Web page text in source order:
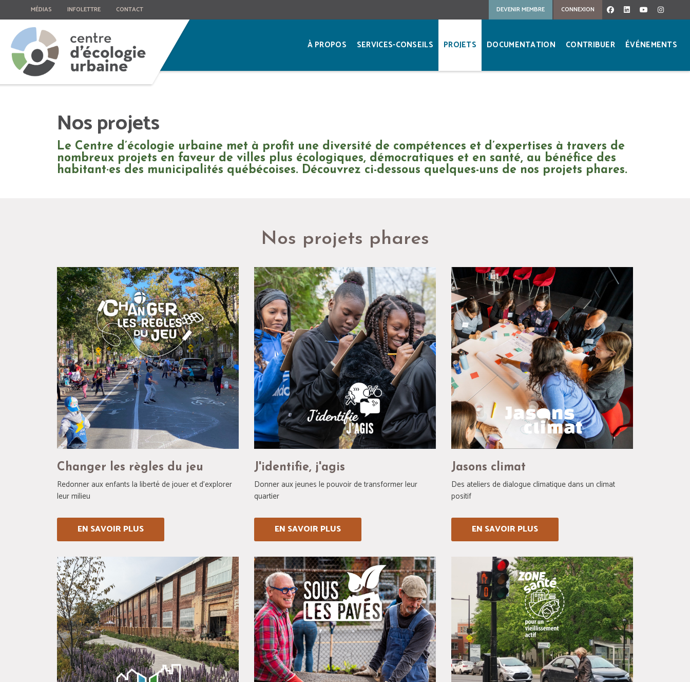
MÉDIAS INFOLETTRE CONTACT DEVENIR MEMBRE CONNEXION FACEBOOK
LINKEDINYOUTUBE
À PROPOS SERVICES-CONSEILS PROJETS DOCUMENTATION CONTRIBUER ÉVÉNEMENTS
Nos projets
Le Centre d’écologie urbaine met à profit une diversité de compétences et d’expertises à travers de
nombreux projets en faveur de villes plus écologiques, démocratiques et en santé, au bénéfice des
habitant·es des municipalités québécoises. Découvrez ci-dessous quelques-uns de nos projets phares.
Nos projets phares
Changer les règles du jeu
Redonner aux enfants la liberté de jouer et d’explorer
leur milieu
EN SAVOIR PLUS
J'identifie, j'agis
Donner aux jeunes le pouvoir de transformer leur
quartier
EN SAVOIR PLUS
Jasons climat
Des ateliers de dialogue climatique dans un climat
positif
EN SAVOIR PLUS